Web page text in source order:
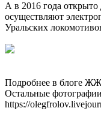
А в 2016 года
осуществляют
Уральских
Подробнее в блоге ЖЖ
Остальные
https://